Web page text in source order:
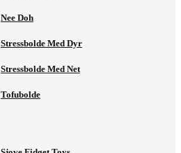
Nee Doh
Stressbolde Med Dyr
Stressbolde Med Net
Tofubolde